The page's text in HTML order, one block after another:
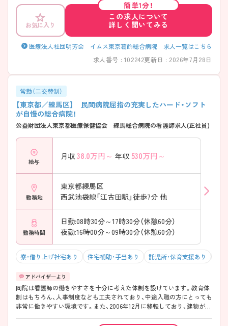
お気に入り
簡単1分！
この求人について
詳しく聞いてみる
医療法人社団明芳会 イムス東京葛飾総合病院 求人一覧はこちら
求人番号 : 102242更新日 : 2026年7月28日
常勤（二交替制）
【東京都／練馬区】 民間病院屈指の充実したハード・ソフト
が自慢の総合病院！
公益財団法人東京都医療保健協会 練馬総合病院の看護師求人(正社員)
給与
月収 38.0万円～ 年収 530万円～
勤務地
東京都練馬区
西武池袋線「江古田駅」徒歩7分 他
勤務時間
日勤:08時30分～17時30分（休憩60分）
夜勤:16時00分～09時30分（休憩60分）
寮・借り上げ社宅あり 住宅補助・手当あり 託児所・保育支援あり
同院は看護師の働きやすさを十分に考えた体制を設けています。教育体
制はもちろん、人事制度なども工夫されており、中途入職の方にとっても
非常に働きやすい環境です。また、2006年12月に移転しており、建物がき